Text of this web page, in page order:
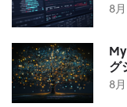
8
グ
8